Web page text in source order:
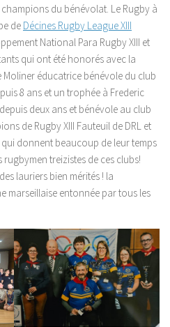
du bénévolat. Le Rugby à
de Décines Rugby League XIII
National Para Rugby XIII et
qui ont été honorés avec la
Moliner éducatrice bénévole du club
8 ans et un trophée à Frederic
depuis deux ans et bénévole au club
de Rugby XIII Fauteuil de DRL et
donnent beaucoup de leur temps
treizistes de ces clubs!
lauriers bien mérités ! la
marseillaise entonnée par tous les